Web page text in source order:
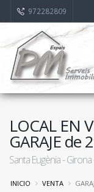
972282809
LOCAL EN
GARAJE de
Santa Eugènia - Girona
INICIO VENTA